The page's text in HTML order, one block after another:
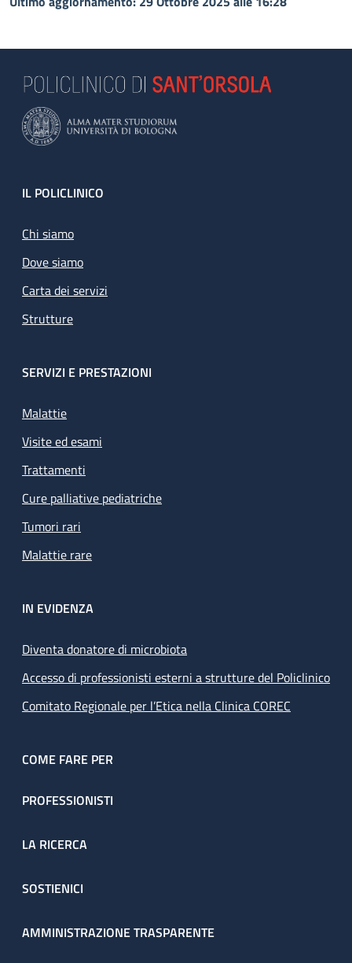
Footer
IL POLICLINICO
Chi siamo
Dove siamo
Carta dei servizi
Strutture
SERVIZI E PRESTAZIONI
Malattie
Visite ed esami
Trattamenti
Cure palliative pediatriche
Tumori rari
Malattie rare
IN EVIDENZA
Diventa donatore di microbiota
Accesso di professionisti esterni a strutture del Policlinico
Comitato Regionale per l’Etica nella Clinica COREC
COME FARE PER
PROFESSIONISTI
LA RICERCA
SOSTIENICI
AMMINISTRAZIONE TRASPARENTE